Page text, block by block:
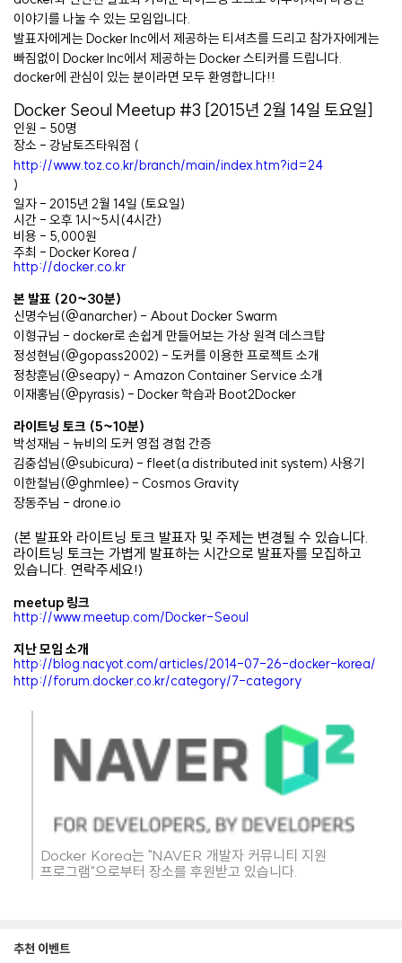
이야기를 나눌 수 있는 모임입니다.
발표자에게는 Docker Inc에서 제공하는 티셔츠를 드리고 참가자에게는
빠짐없이 Docker Inc에서 제공하는 Docker 스티커를 드립니다.
docker에 관심이 있는 분이라면 모두 환영합니다!!
Docker Seoul Meetup #3 [2015년 2월 14일 토요일]
인원 - 50명
장소 - 강남토즈타워점 (
http://www.toz.co.kr/branch/main/index.htm?id=24
)
일자 - 2015년 2월 14일 (토요일)
시간 - 오후 1시~5시(4시간)
비용 - 5,000원
주최 - Docker Korea /
http://docker.co.kr
본 발표 (20~30분)
신명수님(@anarcher) - About Docker Swarm
이형규님 - docker로 손쉽게 만들어보는 가상 원격 데스크탑
정성현님(@gopass2002) - 도커를 이용한 프로젝트 소개
정창훈님(@seapy) - Amazon Container Service 소개
이재홍님(@pyrasis) - Docker 학습과 Boot2Docker
라이트닝 토크 (5~10분)
박성재님 - 뉴비의 도커 영접 경험 간증
김충섭님(@subicura) - fleet(a distributed init system) 사용기
이한철님(@ghmlee) - Cosmos Gravity
장동주님 - drone.io
(본 발표와 라이트닝 토크 발표자 및 주제는 변경될 수 있습니다.
라이트닝 토크는 가볍게 발표하는 시간으로 발표자를 모집하고
있습니다. 연락주세요!)
meetup 링크
http://www.meetup.com/Docker-Seoul
지난 모임 소개
http://blog.nacyot.com/articles/2014-07-26-docker-korea/
http://forum.docker.co.kr/category/7-category
Docker Korea는 "NAVER 개발자 커뮤니티 지원
프로그램"으로부터 장소를 후원받고 있습니다.
추천 이벤트